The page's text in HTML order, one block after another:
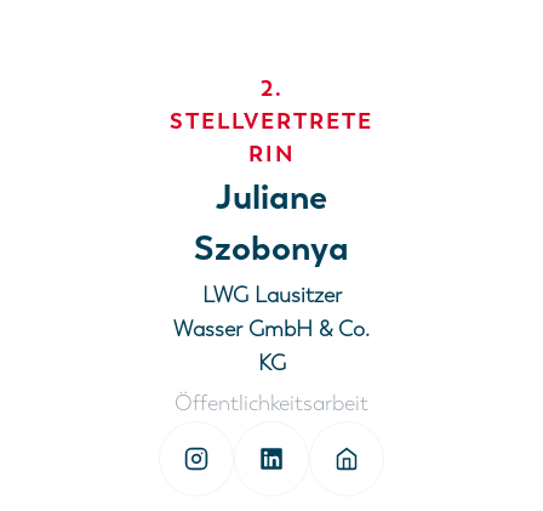
2.
STELLVERTRETE
RIN
Juliane
Szobonya
LWG Lausitzer
Wasser GmbH & Co.
KG
Öffentlichkeitsarbeit